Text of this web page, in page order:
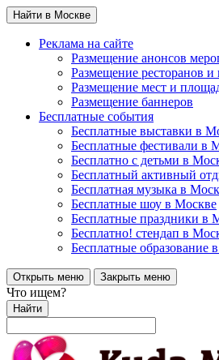
Найти в Москве
Реклама на сайте
Размещение анонсов
Размещение ресторанов и
Размещение мест и
Размещение баннеров
Бесплатные события
Бесплатные выставки в
Бесплатные фестивали в
Бесплатно с детьми в
Бесплатный активный
Бесплатная музыка в
Бесплатные шоу в Москве
Бесплатные праздники в
Бесплатно! стендап в
Бесплатные образование
Открыть меню Закрыть меню
Что ищем?
Найти